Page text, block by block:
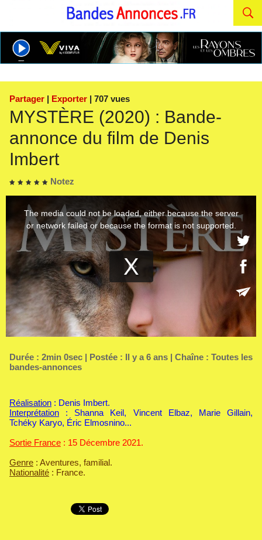
Partager | Exporter | 707 vues
MYSTÈRE (2020) : Bande-
annonce du film de Denis
Imbert
Notez
Durée : 2min 0sec | Postée : Il y a 6 ans | Chaîne : Toutes les
bandes-annonces
Réalisation : Denis Imbert.
Interprétation : Shanna Keil, Vincent Elbaz, Marie Gillain,
Tchéky Karyo, Éric Elmosnino...
Sortie France : 15 Décembre 2021.
Genre : Aventures, familial.
Nationalité : France.